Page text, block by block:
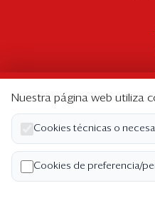
Nuestra página web utiliza
Cookies técnicas o
Cookies de preferencia/